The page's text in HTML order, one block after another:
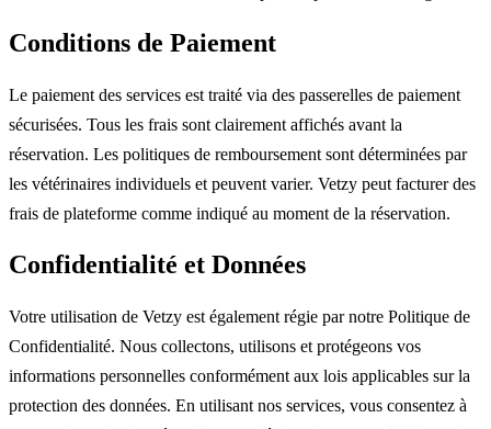
Conditions de Paiement
Le paiement des services est traité via des passerelles de paiement
sécurisées. Tous les frais sont clairement affichés avant la
réservation. Les politiques de remboursement sont déterminées par
les vétérinaires individuels et peuvent varier. Vetzy peut facturer des
frais de plateforme comme indiqué au moment de la réservation.
Confidentialité et Données
Votre utilisation de Vetzy est également régie par notre Politique de
Confidentialité. Nous collectons, utilisons et protégeons vos
informations personnelles conformément aux lois applicables sur la
protection des données. En utilisant nos services, vous consentez à